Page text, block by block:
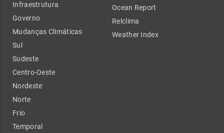
Infraestrutura
Governo
Mudanças Climáticas
Sul
Sudeste
Centro-Oeste
Nordeste
Norte
Frio
Temporal
Ocean Report
Relclima
Weather Index